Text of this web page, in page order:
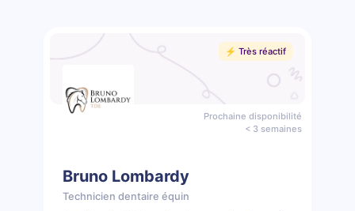
⚡️ Très réactif
Prochaine disponibilité
< 3 semaines
Bruno Lombardy
Technicien dentaire équin